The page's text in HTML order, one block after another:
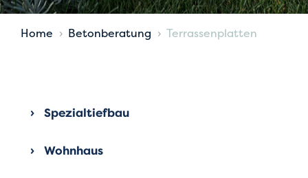
Home Betonberatung Terrassenplatten
Spezial­tiefbau
Wohnhaus